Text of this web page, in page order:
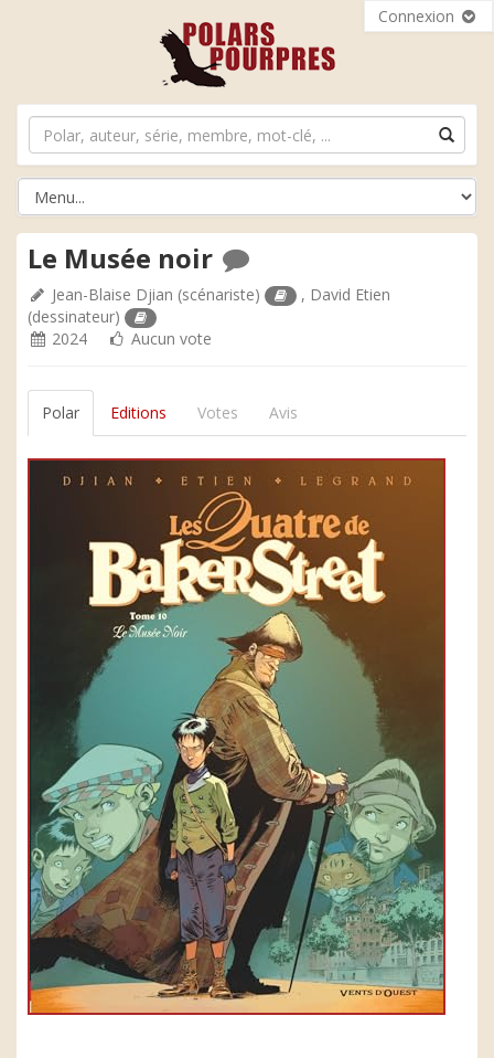
Connexion
Le Musée noir
Jean-Blaise Djian (scénariste) , David Etien
(dessinateur)
2024
Aucun vote
Polar Editions Votes Avis